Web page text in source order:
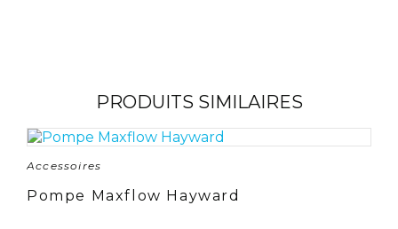
PRODUITS SIMILAIRES
Accessoires
Pompe Maxflow Hayward